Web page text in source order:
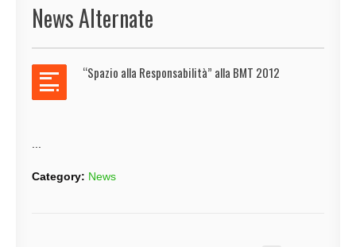
News Alternate
“Spazio alla Responsabilità” alla BMT 2012
Category: News